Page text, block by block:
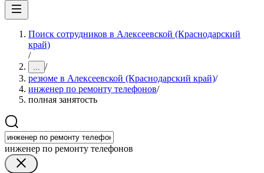
Поиск сотрудников в Алексеевской (Краснодарский
край)
/
... /
резюме в Алексеевской (Краснодарский край)/
инженер по ремонту телефонов/
полная занятость
инженер по ремонту телефонов